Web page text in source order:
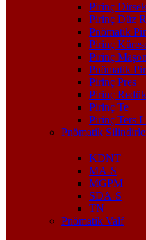
Pirinç Dirsek
Pirinç Düz
Pnömatik
Pirinç
Pirinç Maşon
Pnömatik
Pirinç Pres
Pirinç
Pirinç Te
Pirinç Ters
Pnömatik
KDNT
MA-S
MGPM
SDA-S
TN
Pnömatik Valf